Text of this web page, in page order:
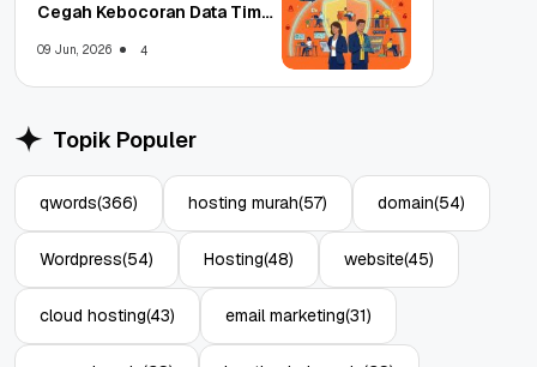
Cegah Kebocoran Data Tim
09 Jun, 2026 4
Topik Populer
qwords(366) hosting murah(57) domain(54)
Wordpress(54) Hosting(48) website(45)
cloud hosting(43) email marketing(31)